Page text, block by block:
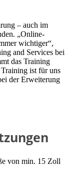
– auch im
„Online-
wichtiger“,
and Services bei
das Training
ist für uns
der Erweiterung
von min. 15 Zoll